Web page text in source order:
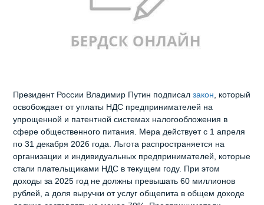
Президент России Владимир Путин подписалзакон , который
освобождает от уплаты НДС предпринимателей на
упрощенной и патентной системах налогообложения в
сфере общественного питания. Мера действует с 1 апреля
по 31 декабря 2026 года. Льгота распространяется на
организации и индивидуальных предпринимателей, которые
стали плательщиками НДС в текущем году. При этом
доходы за 2025 год не должны превышать 60 миллионов
рублей, а доля выручки от услуг общепита в общем доходе